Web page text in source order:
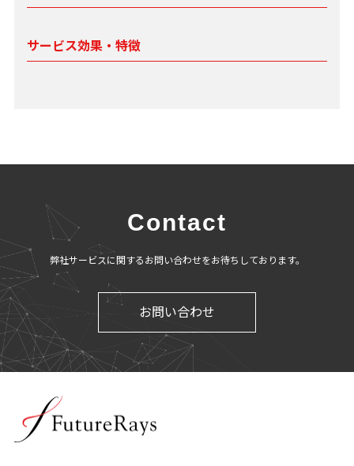
サービス効果・特徴
Contact
弊社サービスに関するお問い合わせをお待ちしております。
お問い合わせ